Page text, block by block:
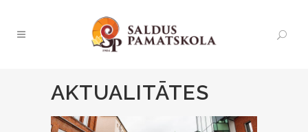
AKTUALITĀTES